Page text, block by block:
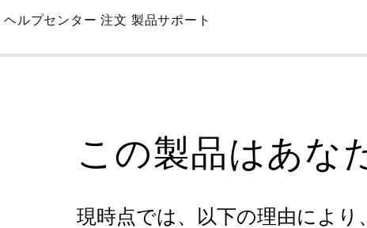
Skip
Main
ヘルプセンター 注文 製品サポート
この製品はあな
現時点では、以下の理由によ